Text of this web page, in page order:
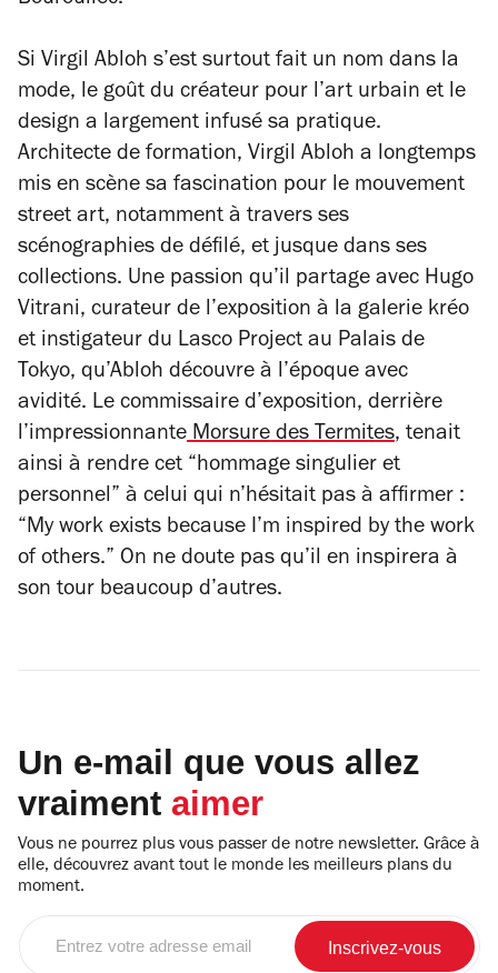
Si Virgil Abloh s’est surtout fait un nom dans la
mode, le goût du créateur pour l’art urbain et le
design a largement infusé sa pratique.
Architecte de formation, Virgil Abloh a longtemps
mis en scène sa fascination pour le mouvement
street art, notamment à travers ses
scénographies de défilé, et jusque dans ses
collections. Une passion qu’il partage avec Hugo
Vitrani, curateur de l’exposition à la galerie kréo
et instigateur du Lasco Project au Palais de
Tokyo, qu’Abloh découvre à l’époque avec
avidité. Le commissaire d’exposition, derrière
l’impressionnante Morsure des Termites, tenait
ainsi à rendre cet “hommage singulier et
personnel” à celui qui n’hésitait pas à affirmer :
My work exists because I’m inspired by the work
of others.” On ne doute pas qu’il en inspirera à
son tour beaucoup d’autres.
Un e-mail que vous allez
vraiment aimer
Vous ne pourrez plus vous passer de notre newsletter. Grâce à
elle, découvrez avant tout le monde les meilleurs plans du
moment.